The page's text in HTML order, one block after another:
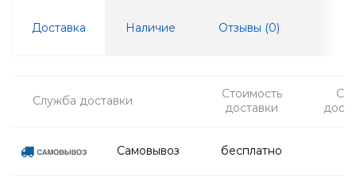
Доставка Наличие Отзывы (0)
Служба доставки
Стоимость
доставки
Самовывоз бесплатно